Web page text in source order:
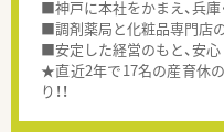
■神戸に本社をかまえ、兵庫
■調剤薬局と化粧品専門店
■安定した経営のもと、安心
★直近2年で17名の産育休
り！！